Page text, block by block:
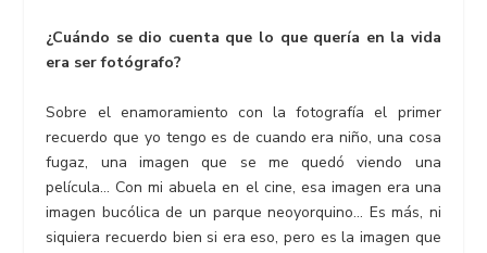
¿Cuándo se dio cuenta que lo que quería en la vida
era ser fotógrafo?
Sobre el enamoramiento con la fotografía el primer
recuerdo que yo tengo es de cuando era niño, una cosa
fugaz, una imagen que se me quedó viendo una
película… Con mi abuela en el cine, esa imagen era una
imagen bucólica de un parque neoyorquino… Es más, ni
siquiera recuerdo bien si era eso, pero es la imagen que